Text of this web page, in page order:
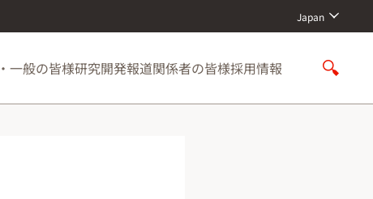
Japan
一般の皆様研究開発報道関係者の皆様採用情報
S
o